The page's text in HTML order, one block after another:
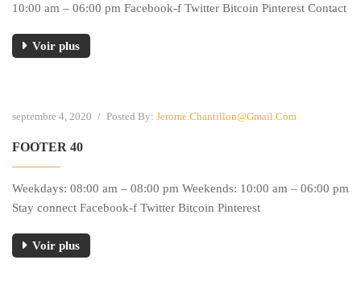
10:00 am – 06:00 pm Facebook-f Twitter Bitcoin Pinterest Contact
Voir plus
septembre 4, 2020 / Posted By: Jerome.chantillon@gmail.com
FOOTER 40
Weekdays: 08:00 am – 08:00 pm Weekends: 10:00 am – 06:00 pm
Stay connect Facebook-f Twitter Bitcoin Pinterest
Voir plus